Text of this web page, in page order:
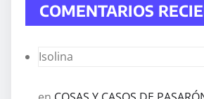
COMENTARIOS
Isolina